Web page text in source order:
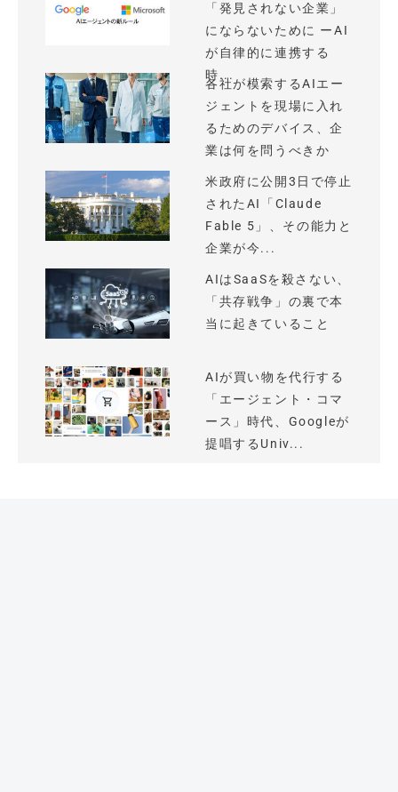
「発見されない企業」
にならないために ーAI
が自律的に連携する
時...
各社が模索するAIエー
ジェントを現場に入れ
るためのデバイス、企
業は何を問うべきか
米政府に公開3日で停止
されたAI「Claude
Fable 5」、その能力と
企業が今...
AIはSaaSを殺さない、
「共存戦争」の裏で本
当に起きていること
AIが買い物を代行する
「エージェント・コマ
ース」時代、Googleが
提唱するUniv...